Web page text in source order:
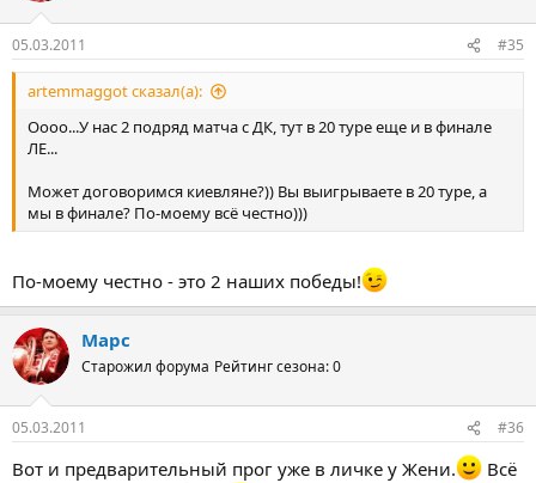
05.03.2011 #35
artemmaggot сказал(а):
Оооо...У нас 2 подряд матча с ДК, тут в 20 туре еще и в финале
ЛЕ...
Может договоримся киевляне?)) Вы выигрываете в 20 туре, а
мы в финале? По-моему всё честно)))
По-моему честно - это 2 наших победы!
Марс
Старожил форума Рейтинг сезона: 0
05.03.2011 #36
Вот и предварительный прог уже в личке у Жени.
Всё